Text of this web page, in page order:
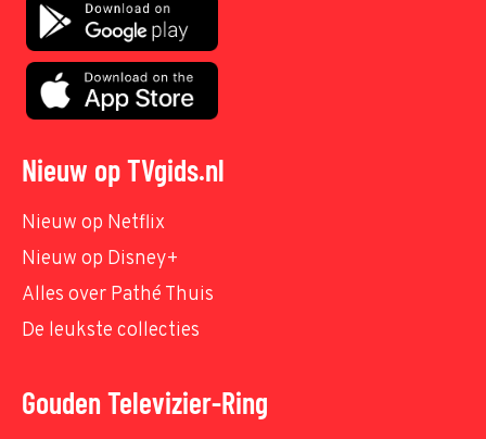
Nieuw op TVgids.nl
Nieuw op Netflix
Nieuw op Disney+
Alles over Pathé Thuis
De leukste collecties
Gouden Televizier-Ring